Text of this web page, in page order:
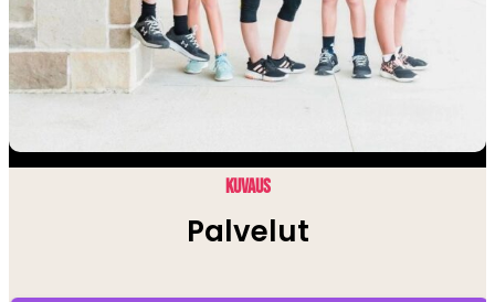
KUVAUS
Palvelut